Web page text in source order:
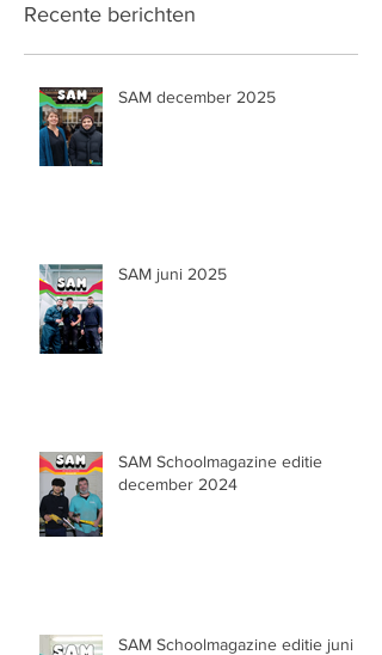
Recente berichten
SAM december 2025
SAM juni 2025
SAM Schoolmagazine editie
december 2024
SAM Schoolmagazine editie juni